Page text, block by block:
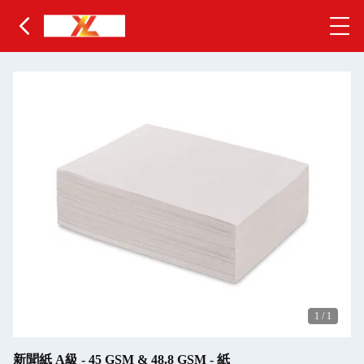
1 / 1
新聞紙 A級 - 45 GSM & 48.8 GSM - 紙